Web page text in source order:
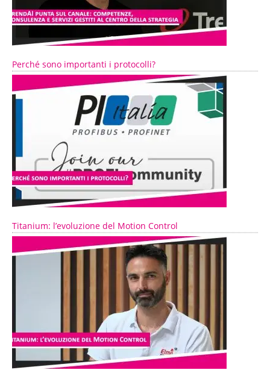
Perché sono importanti i protocolli?
Titanium: l’evoluzione del Motion Control